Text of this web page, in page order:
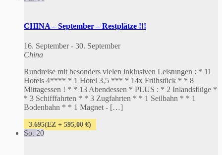
CHINA – September – Restplätze !!!
16. September- 30. September
China
Rundreise mit besonders vielen inklusiven Leistungen : * 11
Hotels 4**** * 1 Hotel 3,5 *** * 14x Frühstück * * 8
Mittagessen ! * * 13 Abendessen * PLUS : * 2 Inlandsflüge *
* 3 Schifffahrten * * 3 Zugfahrten * * 1 Seilbahn * * 1
Bodenbahn * * 1 Magnet - […]
3.695(EZ + 595,00 €)
So. 20